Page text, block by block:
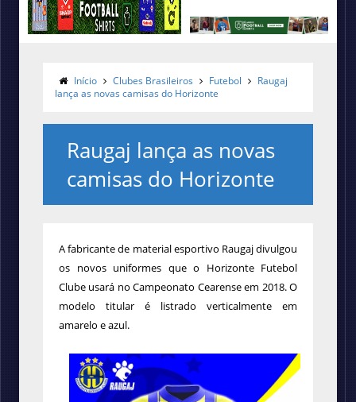
Início Clubes Brasileiros Futebol
Raugaj
lança as novas camisas do Horizonte
Raugaj lança as novas
camisas do Horizonte
A fabricante de material esportivo Raugaj divulgou
os novos uniformes que o Horizonte Futebol
Clube usará no Campeonato Cearense em 2018.O
modelo titular é listrado verticalmente em
amarelo e azul.